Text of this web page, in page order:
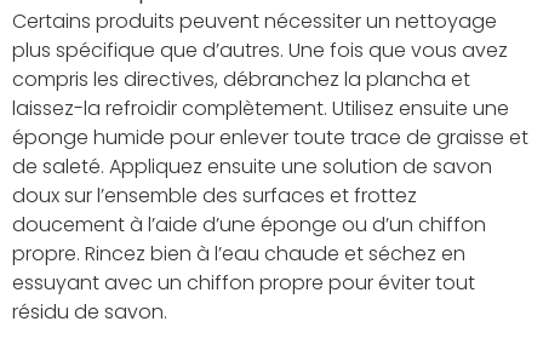
Certains produits peuvent nécessiter un nettoyage
plus spécifique que d’autres. Une fois que vous avez
compris les directives, débranchez la plancha et
laissez-la refroidir complètement. Utilisez ensuite une
éponge humide pour enlever toute trace de graisse et
de saleté. Appliquez ensuite une solution de savon
doux sur l’ensemble des surfaces et frottez
doucement à l’aide d’une éponge ou d’un chiffon
propre. Rincez bien à l’eau chaude et séchez en
essuyant avec un chiffon propre pour éviter tout
résidu de savon.